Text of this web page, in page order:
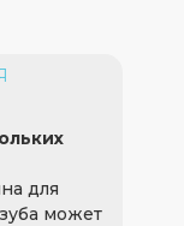
для
может